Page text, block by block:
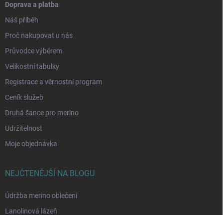
Doprava a platba
Náš příběh
Proč nakupovat u nás
Průvodce výběrem
Velikostní tabulky
Registrace a věrnostní program
Ceník služeb
Druhá šance pro merino
Udržitelnost
Moje objednávka
NEJČTENĚJŠÍ NA BLOGU
Údržba merino oblečení
Lanolinová lázeň